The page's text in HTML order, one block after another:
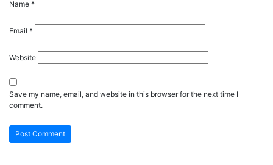
Name *
Email *
Website
Save my name, email, and website in this browser for the next time I
comment.